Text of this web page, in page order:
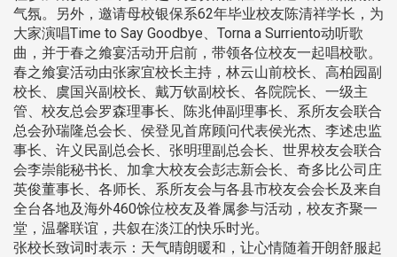
气氛。另外，邀请母校银保系62年毕业校友陈清祥学长，为
大家演唱Time to Say Goodbye、Torna a Surriento动听歌
曲，并于春之飨宴活动开启前，带领各位校友一起唱校歌。
春之飨宴活动由张家宜校长主持，林云山前校长、高柏园副
校长、虞国兴副校长、戴万钦副校长、各院院长、一级主
管、校友总会罗森理事长、陈兆伸副理事长、系所友会联合
总会孙瑞隆总会长、侯登见首席顾问代表侯光杰、李述忠监
事长、许义民副总会长、张明理副总会长、世界校友会联合
会李崇能秘书长、加拿大校友会彭志新会长、奇多比公司庄
英俊董事长、各师长、系所友会与各县市校友会会长及来自
全台各地及海外460馀位校友及眷属参与活动，校友齐聚一
堂，温馨联谊，共叙在淡江的快乐时光。
张校长致词时表示：天气晴朗暖和，让心情随着开朗舒服起